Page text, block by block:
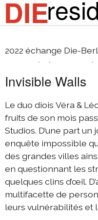
DIE
à propos
actualités
archives
DIEresidenz Berlin
DIEresidenz Berlin
2025 échange Die-
2025 échange
DIEresidenz Berlin
DIEresidenz Berlin
2022 échange Die-
Véra (&) Léon
Invisible Walls
Le duo diois Véra &
fruits de son mois
Studios. D’une part
enquête impossible
des grandes villes
en questionnant les
quelques clins d’œil.
multifacette de
leurs vulnérabilités et